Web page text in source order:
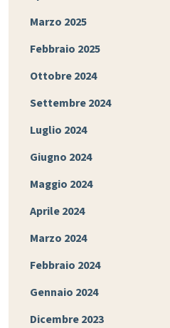
Marzo 2025
Febbraio 2025
Ottobre 2024
Settembre 2024
Luglio 2024
Giugno 2024
Maggio 2024
Aprile 2024
Marzo 2024
Febbraio 2024
Gennaio 2024
Dicembre 2023